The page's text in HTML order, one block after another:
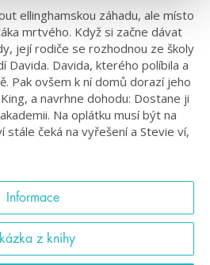
ellinghamskou záhadu, ale místo
mrtvého. Když si začne dávat
její rodiče se rozhodnou ze školy
Davida. Davida, kterého políbila a
Pak ovšem k ní domů dorazí jeho
a navrhne dohodu: Dostane ji
Na oplátku musí být na
stále čeká na vyřešení a Stevie ví,
Informace
z knihy